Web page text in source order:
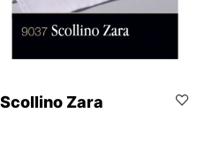
Scollino Zara